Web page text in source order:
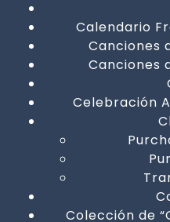
Calendario
Canciones
Canciones
Celebración
Colección de